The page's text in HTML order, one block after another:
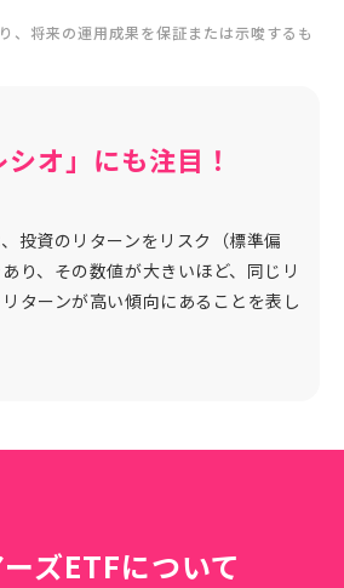
、将来の運用成果を保証または示唆するも
シオ」にも注目！
投資のリターンをリスク（標準偏
り、その数値が⼤きいほど、同じリ
ターンが⾼い傾向にあることを表し
ズETFについて